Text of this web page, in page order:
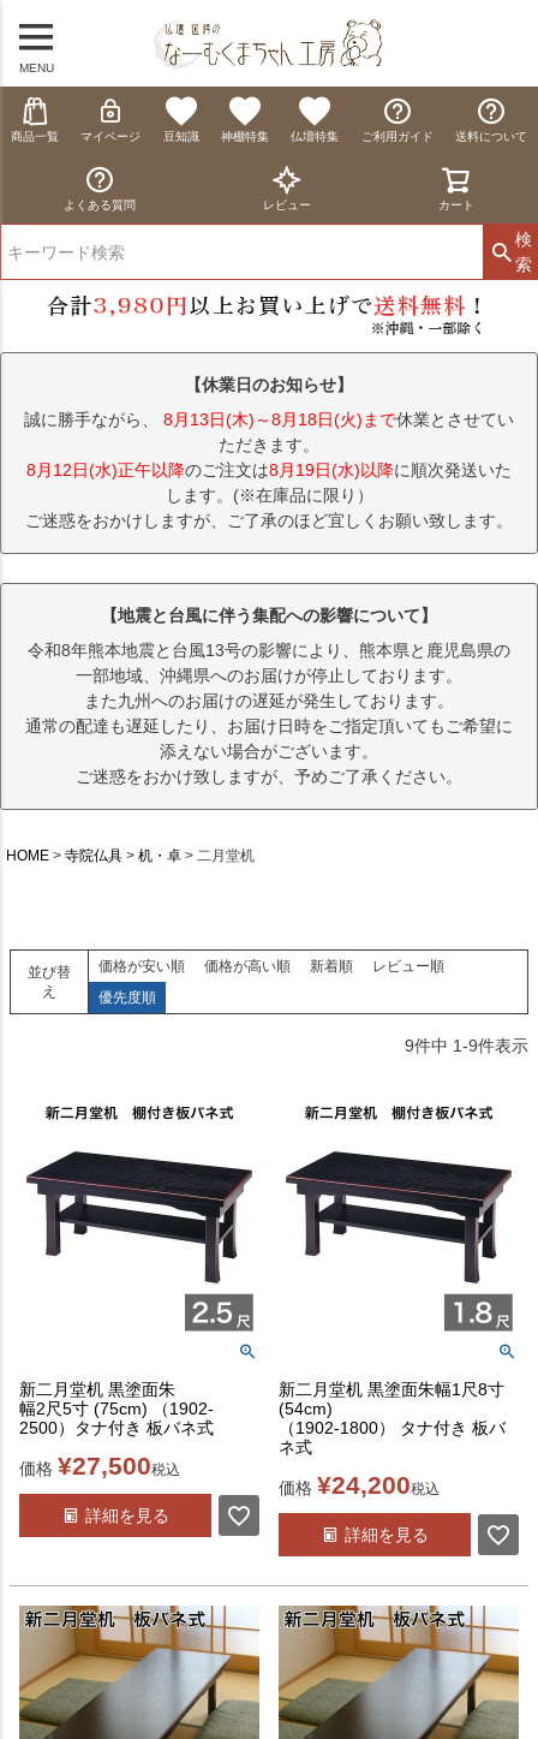
MENU
商品一覧 マイページ 豆知識 神棚特集 仏壇特集 ご利用ガイド 送料について
よくある質問 レビュー カート
検
索
【休業日のお知らせ】
誠に勝手ながら、 8月13日(木)～8月18日(火)まで休業とさせてい
ただきます。
8月12日(水)正午以降のご注文は8月19日(水)以降に順次発送いた
します。(※在庫品に限り）
ご迷惑をおかけしますが、ご了承のほど宜しくお願い致します。
【地震と台風に伴う集配への影響について】
令和8年熊本地震と台風13号の影響により、熊本県と鹿児島県の
一部地域、沖縄県へのお届けが停止しております。
また九州へのお届けの遅延が発生しております。
通常の配達も遅延したり、お届け日時をご指定頂いてもご希望に
添えない場合がございます。
ご迷惑をおかけ致しますが、予めご了承ください。
HOME 寺院仏具 机・卓 二月堂机
並び替
え
価格が安い順 価格が高い順 新着順
レビュー順
優先度順
9件中 1-9件表示
新二月堂机 黒塗面朱
幅2尺5寸 (75cm) （1902-
2500）タナ付き 板バネ式
価格 ¥27,500税込
詳細を見る
新二月堂机 黒塗面朱幅1尺8寸
(54cm)
（1902-1800） タナ付き 板バ
ネ式
価格 ¥24,200税込
詳細を見る